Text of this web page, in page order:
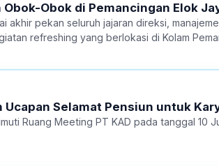
Obok di Pemancingan Elok
pekan seluruh jajaran direksi,
refreshing yang berlokasi di Kolam
Ucapan Selamat Pensiun untuk
Ruang Meeting PT KAD pada tanggal 10